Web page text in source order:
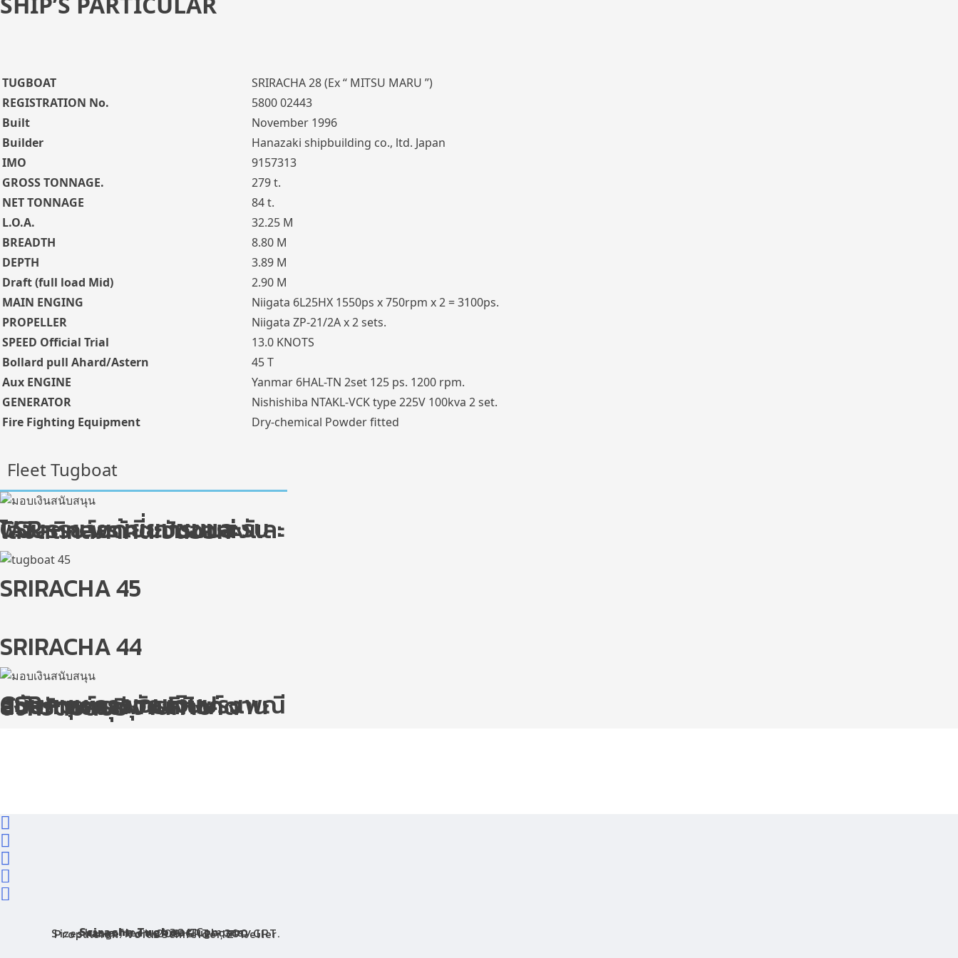
TUGBOAT
SRIRACHA 28 (Ex “ MITSU MARU ”)
REGISTRATION No.
5800 02443
Built
November 1996
Builder
Hanazaki shipbuilding co., ltd. Japan
IMO
9157313
GROSS TONNAGE.
279 t.
NET TONNAGE
84 t.
L.O.A.
32.25 M
BREADTH
8.80 M
DEPTH
3.89 M
Draft (full load Mid)
2.90 M
MAIN ENGING
Niigata 6L25HX 1550ps x 750rpm x 2 = 3100ps.
PROPELLER
Niigata ZP-21/2A x 2 sets.
SPEED Official Trial
13.0 KNOTS
Bollard pull Ahard/Astern
45 T
Aux ENGINE
Yanmar 6HAL-TN 2set 125 ps. 1200 rpm.
GENERATOR
Nishishiba NTAKL-VCK type 225V 100kva 2 set.
Fire Fighting Equipment
Dry-chemical Powder fitted
Fleet Tugboat
CSR – news เยี่ยมชมและรับฟังบรรยายด้านการขนส่งและโลจิสติกส์ภาคตะวันออก
SRIRACHA 45
SRIRACHA 44
CSR – news มอบเงินสนับสนุน การจัดงานประเพณีนมัสการพระพุทธสิหิงค์ งานสงกรานต์และงานกาชาดจังหวัดชลบุรี
Sriracha TugboatCompany
has a fleet of 30 Tugboats.
Sizes range from 200 GRT – 300 GRT.
Propulsion: Voith Schneider, Z-Peller